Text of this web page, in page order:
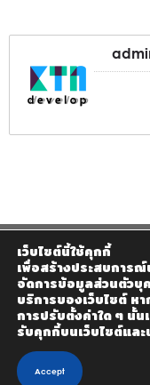
© 2020 Homemax
เว็บไซต์นี้ใช้คุกกี้
เพื่อสร้างประสบการ
จัดการข้อมูลส่วนตัวบุ
บริการของเว็บไซต์ ห
การปรับตั้งค่าใด ๆ นั้
รับคุกกี้บนเว็บไซต์แล
Accept